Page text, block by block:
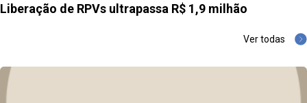
Liberação de RPVs ultrapassa R$ 1,9 milhão
Ver todas